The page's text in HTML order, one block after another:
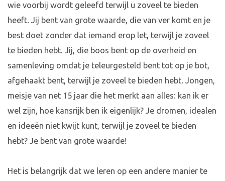
wie voorbij wordt geleefd terwijl u zoveel te bieden
heeft. Jij bent van grote waarde, die van ver komt en je
best doet zonder dat iemand erop let, terwijl je zoveel
te bieden hebt. Jij, die boos bent op de overheid en
samenleving omdat je teleurgesteld bent tot op je bot,
afgehaakt bent, terwijl je zoveel te bieden hebt. Jongen,
meisje van net 15 jaar die het merkt aan alles: kan ik er
wel zijn, hoe kansrijk ben ik eigenlijk? Je dromen, idealen
en ideeën niet kwijt kunt, terwijl je zoveel te bieden
hebt? Je bent van grote waarde!
Het is belangrijk dat we leren op een andere manier te